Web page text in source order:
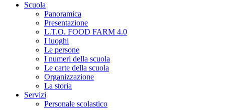
Scuola
Panoramica
Presentazione
L.T.O. FOOD FARM 4.0
I luoghi
Le persone
I numeri della scuola
Le carte della scuola
Organizzazione
La storia
Servizi
Personale scolastico